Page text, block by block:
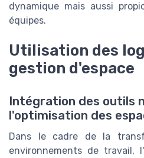
dynamique mais aussi
équipes.
Utilisation des
gestion d'espace
Intégration des outils
l'optimisation des
Dans le cadre de la
environnements de travail,